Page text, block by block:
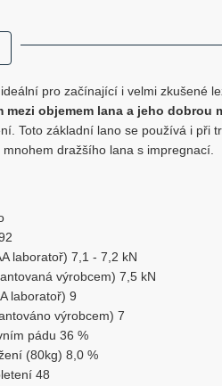
pro začínající i velmi zkušené
mezi objemem lana a jeho dobrou
Toto základní lano se používá i při
dražšího lana s impregnací.
laboratoř) 7,1 - 7,2 kN
výrobcem) 7,5 kN
laboratoř) 9
výrobcem) 7
pádu 36 %
(80kg) 8,0 %
48